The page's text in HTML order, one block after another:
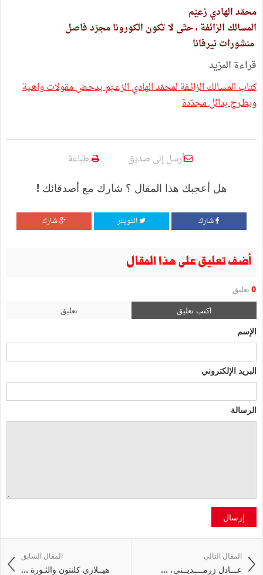
محمّد الهادي زعيّم
المسالك الزائفة ، حتّى لا تكون الكورونا مجرّد فاصل
منشورات نيرفانا
قراءة المزيد
كتاب المسـالك الزائـفة لمحمّد الهادي الزعـيّم يدحـض مقولات واهـية
ويطـرح بدائل مجدّدة
أرسل إلى صديق طباعة
هل أعجبك هذا المقال ؟ شارك مع أصدقائك !
شارك التويتر شارك
أضف تعليق على هذا المقال
0 تعليق
اكتب تعليق تعليق
الإسم
البريد الإلكتروني
الرسالة
إرسال
المقال السابق
هيــلاري كلنتون والثـورة ...
المقال التالي
عـــادل زرمــــديــني، ...